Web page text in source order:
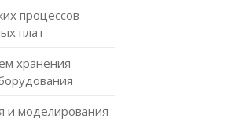
процессов
плат
хранения
и моделирования